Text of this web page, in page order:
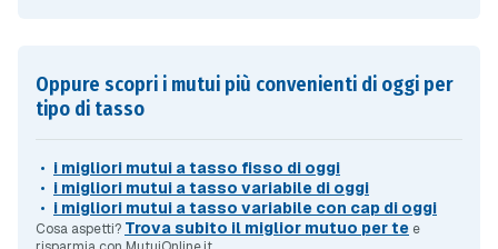
Oppure scopri i mutui più convenienti di oggi per
tipo di tasso
i migliori mutui a tasso fisso di oggi
i migliori mutui a tasso variabile di oggi
i migliori mutui a tasso variabile con cap di oggi
Cosa aspetti? Trova subito il miglior mutuo per te e